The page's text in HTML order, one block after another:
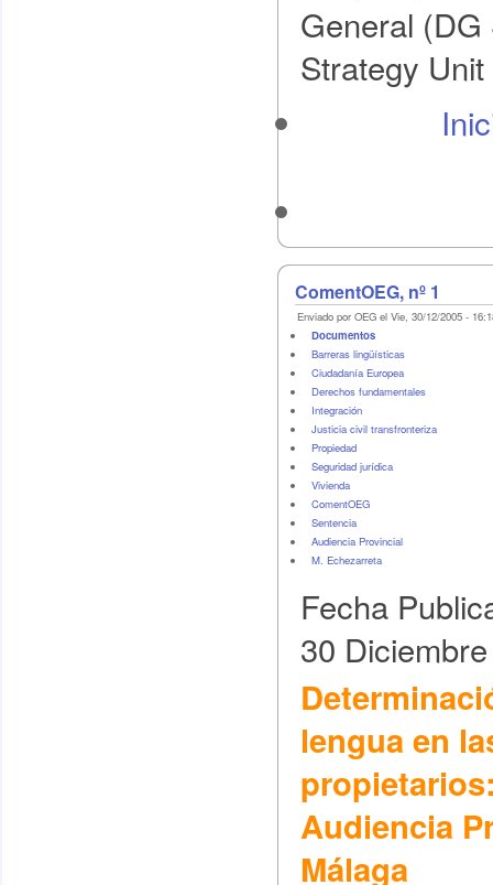
General
Strategy
ComentOEG, nº 1
Enviado por OEG el Vie, 30/12/2005 -
Documentos
Barreras lingüísticas
Ciudadanía Europea
Derechos fundamentales
Integración
Justicia civil transfronteriza
Propiedad
Seguridad jurídica
Vivienda
ComentOEG
Sentencia
Audiencia Provincial
M. Echezarreta
Fecha
30
lengua en
Audiencia
Málaga